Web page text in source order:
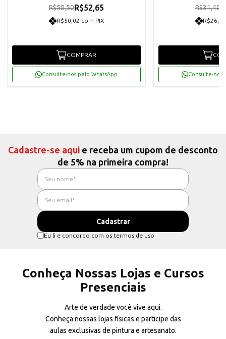
R$58,50R$52,65
R$50,02 com PIX
COMPRAR
Consulte-nos pelo WhatsApp
R$31,40
Consulte-nos
Cadastre-se aqui e receba um cupom de desconto
de 5% na primeira compra!
Eu li e concordo com os termos de uso
Conheça Nossas Lojas e Cursos
Presenciais
Arte de verdade você vive aqui.
Conheça nossas lojas físicas e participe das
aulas exclusivas de pintura e artesanato.